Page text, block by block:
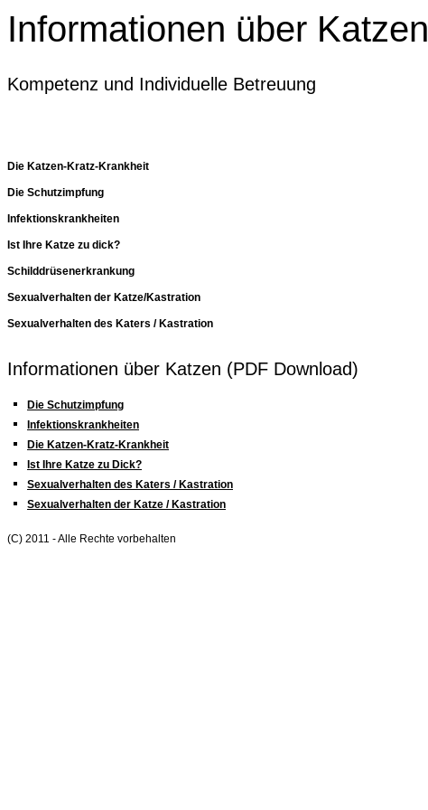
Informationen über Katzen
Kompetenz und Individuelle Betreuung
Die Katzen-Kratz-Krankheit
Die Schutzimpfung
Infektionskrankheiten
Ist Ihre Katze zu dick?
Schilddrüsenerkrankung
Sexualverhalten der Katze/Kastration
Sexualverhalten des Katers / Kastration
Informationen über Katzen (PDF Download)
Die Schutzimpfung
Infektionskrankheiten
Die Katzen-Kratz-Krankheit
Ist Ihre Katze zu Dick?
Sexualverhalten des Katers / Kastration
Sexualverhalten der Katze / Kastration
(C) 2011 - Alle Rechte vorbehalten